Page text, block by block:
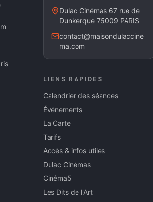
Dulac Cinémas 67 rue de
Dunkerque 75009 PARIS
contact@maisondulaccine
ma.com
LIENS RAPIDES
Calendrier des séances
Événements
La Carte
Tarifs
Accès & infos utiles
Dulac Cinémas
Cinéma5
Les Dits de l'Art